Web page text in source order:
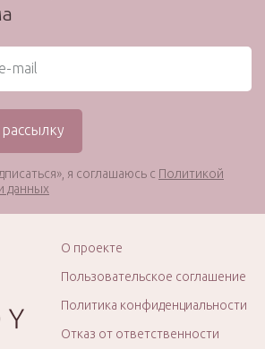
я соглашаюсь с Политикой
данных
О проекте
Пользовательское соглашение
Политика конфиденциальности
Отказ от ответственности